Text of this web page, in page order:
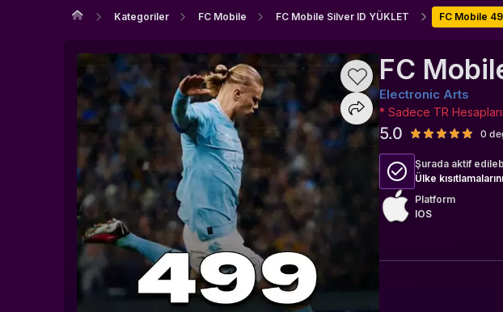
Kategoriler FC Mobile FC Mobile Silver ID YÜKLET FC Mobile
FC
Electronic Arts
* Sadece TR
5.0 0
Şurada aktif
Ülke
Platform
IOS